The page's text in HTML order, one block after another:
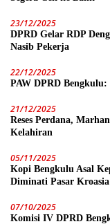
23/12/2025
DPRD Gelar RDP
Nasib Pekerja
22/12/2025
PAW DPRD
21/12/2025
Reses Perdana,
Kelahiran
05/11/2025
Kopi Bengkulu Asal
Diminati Pasar Kroasia
07/10/2025
Komisi IV DPRD